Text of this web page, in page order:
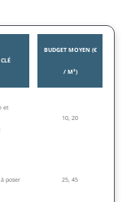
BUDGET MOYEN (€
/ M²)
et
10, 20
poser 25, 45